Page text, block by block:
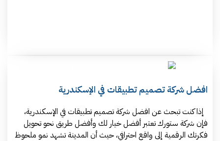
افضل شركة تصميم تطبيقات في الإسكندرية
إذا كنت تبحث عن افضل شركة تصميم تطبيقات في الإسكندرية،
فإن شركة ستورك تعتبر أفضل خيار لك وأفضل طريق نحو تحويل
فكرتك الرقمية إلى واقع احترافي، حيث أن المدينة تشهد نمو ملحوظ